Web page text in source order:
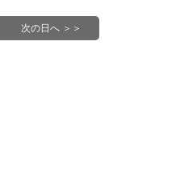
次の日へ ＞＞